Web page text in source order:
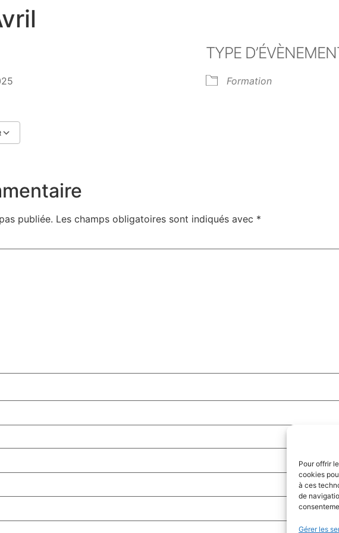
Pour offrir
cookies
à ces
de
Gérer les
TYPE
Formation
publiée. Les champs obligatoires sont indiqués avec *